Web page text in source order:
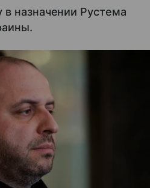
назначении Рустема